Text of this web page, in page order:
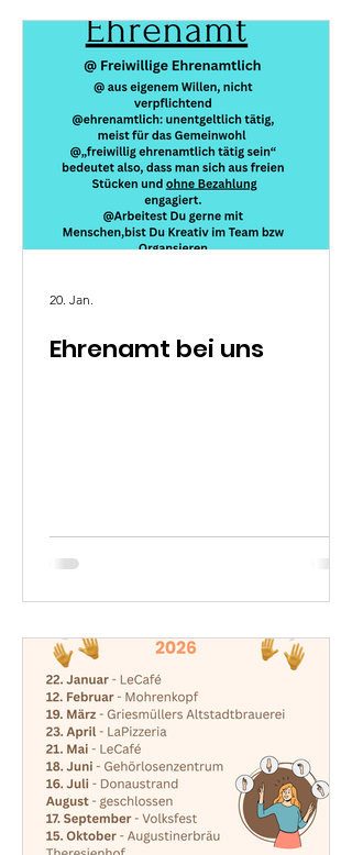
vorbei und genießt mit uns einen
gemütlichen Kinoabend! 🎥✨ #GVIUS
#Gebärdensprache #DGS #Kinoabend
#CODA #Ingolstadt #Taub
Ehrenamt bei uns
20. Jan.